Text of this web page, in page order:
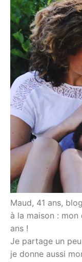
Maud, 41 ans,
à la maison :
ans !
Je partage un
je donne aussi